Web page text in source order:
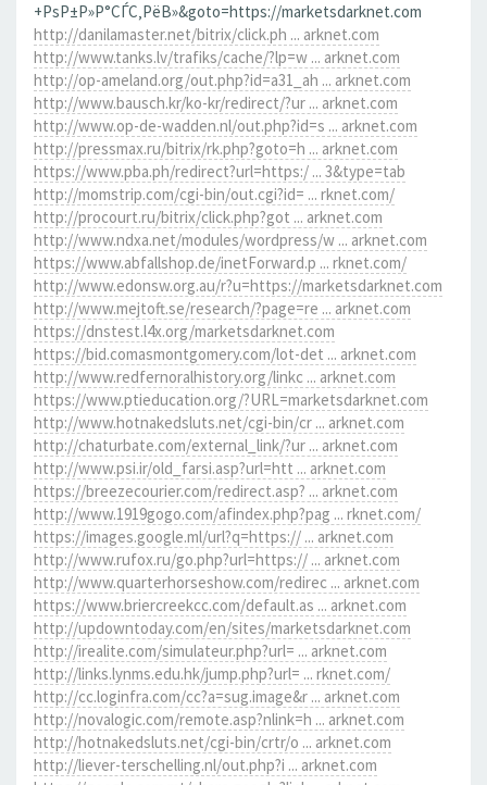
+РѕР±Р»Р°СЃС‚РёВ»&goto=https://marketsdarknet.com
http://danilamaster.net/bitrix/click.ph ... arknet.com
http://www.tanks.lv/trafiks/cache/?lp=w ... arknet.com
http://op-ameland.org/out.php?id=a31_ah ... arknet.com
http://www.bausch.kr/ko-kr/redirect/?ur ... arknet.com
http://www.op-de-wadden.nl/out.php?id=s ... arknet.com
http://pressmax.ru/bitrix/rk.php?goto=h ... arknet.com
https://www.pba.ph/redirect?url=https:/ ... 3&type=tab
http://momstrip.com/cgi-bin/out.cgi?id= ... rknet.com/
http://procourt.ru/bitrix/click.php?got ... arknet.com
http://www.ndxa.net/modules/wordpress/w ... arknet.com
https://www.abfallshop.de/inetForward.p ... rknet.com/
http://www.edonsw.org.au/r?u=https://marketsdarknet.com
http://www.mejtoft.se/research/?page=re ... arknet.com
https://dnstest.l4x.org/marketsdarknet.com
https://bid.comasmontgomery.com/lot-det ... arknet.com
http://www.redfernoralhistory.org/linkc ... arknet.com
https://www.ptieducation.org/?URL=marketsdarknet.com
http://www.hotnakedsluts.net/cgi-bin/cr ... arknet.com
http://chaturbate.com/external_link/?ur ... arknet.com
http://www.psi.ir/old_farsi.asp?url=htt ... arknet.com
https://breezecourier.com/redirect.asp? ... arknet.com
http://www.1919gogo.com/afindex.php?pag ... rknet.com/
https://images.google.ml/url?q=https:// ... arknet.com
http://www.rufox.ru/go.php?url=https:// ... arknet.com
http://www.quarterhorseshow.com/redirec ... arknet.com
https://www.briercreekcc.com/default.as ... arknet.com
http://updowntoday.com/en/sites/marketsdarknet.com
http://irealite.com/simulateur.php?url= ... arknet.com
http://links.lynms.edu.hk/jump.php?url= ... rknet.com/
http://cc.loginfra.com/cc?a=sug.image&r ... arknet.com
http://novalogic.com/remote.asp?nlink=h ... arknet.com
http://hotnakedsluts.net/cgi-bin/crtr/o ... arknet.com
http://liever-terschelling.nl/out.php?i ... arknet.com